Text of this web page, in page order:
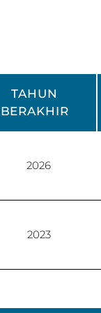
TAHUN
BERAKHIR
2026
2023